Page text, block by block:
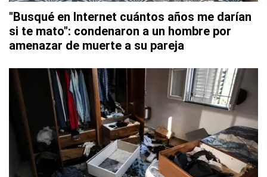
"Busqué en Internet cuántos años me darían
si te mato": condenaron a un hombre por
amenazar de muerte a su pareja